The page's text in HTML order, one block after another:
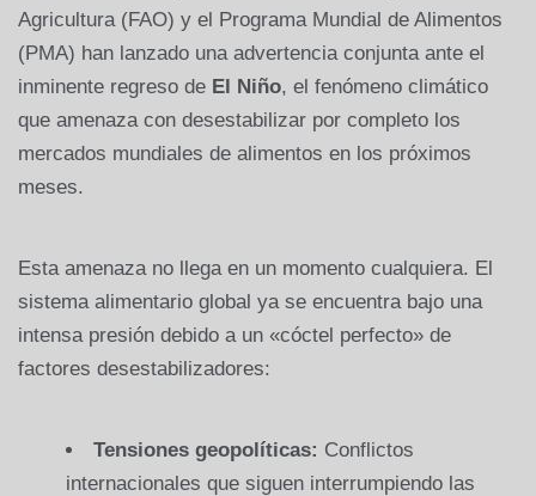
Agricultura (FAO) y el Programa Mundial de Alimentos
(PMA) han lanzado una advertencia conjunta ante el
inminente regreso de El Niño, el fenómeno climático
que amenaza con desestabilizar por completo los
mercados mundiales de alimentos en los próximos
meses.
Esta amenaza no llega en un momento cualquiera. El
sistema alimentario global ya se encuentra bajo una
intensa presión debido a un «cóctel perfecto» de
factores desestabilizadores:
Tensiones geopolíticas: Conflictos
internacionales que siguen interrumpiendo las